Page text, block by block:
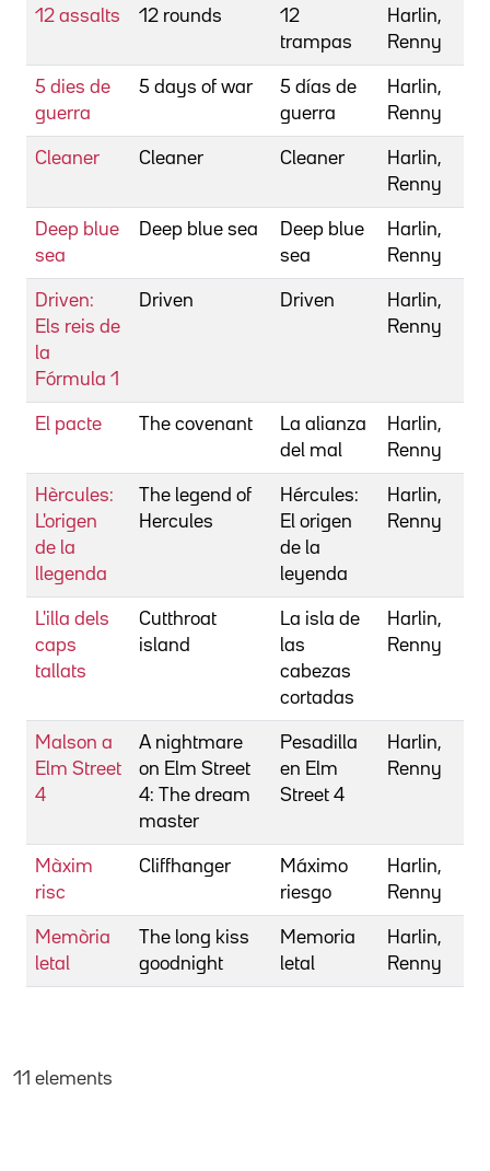
12 assalts 12 rounds
12
trampas
Harlin,
Renny
5 dies de
guerra
5 days of war
5 días de
guerra
Harlin,
Renny
Cleaner Cleaner Cleaner
Harlin,
Renny
Deep blue
sea
Deep blue sea
Deep blue
sea
Harlin,
Renny
Driven:
Els reis de
la
Fórmula 1
Driven Driven
Harlin,
Renny
El pacte The covenant
La alianza
del mal
Harlin,
Renny
Hèrcules:
L'origen
de la
llegenda
The legend of
Hercules
Hércules:
El origen
de la
leyenda
Harlin,
Renny
L'illa dels
caps
tallats
Cutthroat
island
La isla de
las
cabezas
cortadas
Harlin,
Renny
Malson a
Elm Street
4
A nightmare
on Elm Street
4: The dream
master
Pesadilla
en Elm
Street 4
Harlin,
Renny
Màxim
risc
Cliffhanger
Máximo
riesgo
Harlin,
Renny
Memòria
letal
The long kiss
goodnight
Memoria
letal
Harlin,
Renny
11 elements